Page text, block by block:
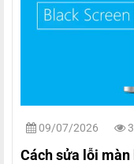
09/07/2026
Cách sửa lỗi